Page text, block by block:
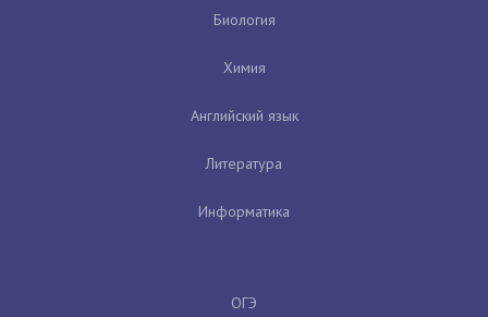
Биология
Химия
Английский язык
Литература
Информатика
ОГЭ